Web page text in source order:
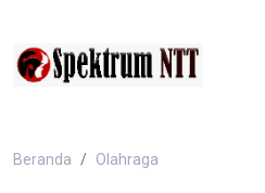
Beranda Olahraga